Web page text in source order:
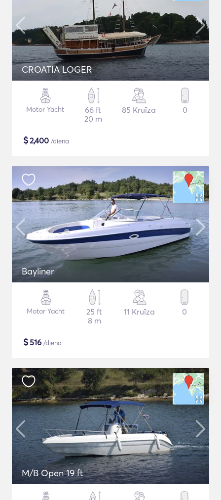
CROATIA LOGER
Motor Yacht
66 ft
20 m
85 Kruīza 0
$2,400 /diena
Bayliner
Motor Yacht
25 ft
8 m
11 Kruīza 0
$516 /diena
M/B Open 19 ft